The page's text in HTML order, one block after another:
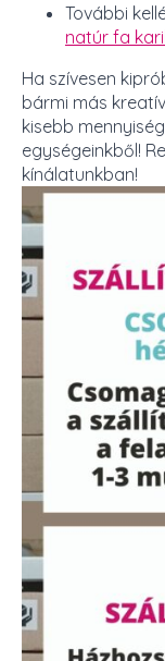
További
natúr fa
Ha szívesen
bármi más
kisebb
egységeinkből!
kínálatunkban!